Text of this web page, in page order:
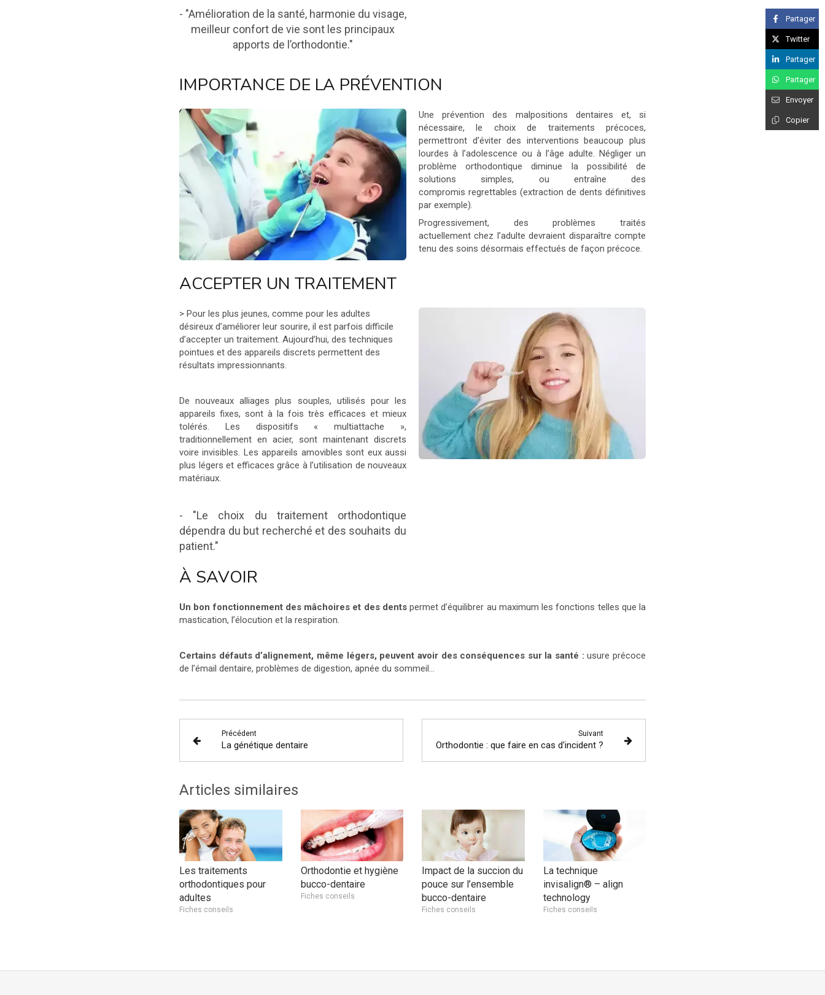
- "Amélioration de la santé, harmonie du visage,
meilleur confort de vie sont les principaux
apports de l’orthodontie."
IMPORTANCE DE LA PRÉVENTION
Une prévention des malpositions dentaires et, si
nécessaire, le choix de traitements précoces,
permettront d’éviter des interventions beaucoup plus
lourdes à l’adolescence ou à l’âge adulte. Négliger un
problème orthodontique diminue la possibilité de
solutions simples, ou entraîne des
compromis regrettables (extraction de dents définitives
par exemple).
Progressivement, des problèmes traités
actuellement chez l’adulte devraient disparaître compte
tenu des soins désormais effectués de façon précoce.
ACCEPTER UN TRAITEMENT
>Pour les plus jeunes, comme pour les adultes
désireux d’améliorer leur sourire, il est parfois difficile
d’accepter un traitement. Aujourd’hui, des techniques
pointues et des appareils discrets permettent des
résultats impressionnants.
De nouveaux alliages plus souples, utilisés pour les
appareils fixes, sont à la fois très efficaces et mieux
tolérés. Les dispositifs « multiattache »,
traditionnellement en acier, sont maintenant discrets
voire invisibles. Les appareils amovibles sont eux aussi
plus légers et efficaces grâce à l’utilisation de nouveaux
matériaux.
- "Le choix du traitement orthodontique
dépendra du but recherché et des souhaits du
patient."
À SAVOIR
Un bon fonctionnement des mâchoires et des dentspermet d’équilibrer au maximum les fonctions telles que la
mastication, l’élocution et la respiration.
Certains défauts d’alignement, même légers, peuvent avoir des conséquences sur la santé : usure précoce
de l’émail dentaire, problèmes de digestion, apnée du sommeil…
Précédent
La génétique dentaire
Suivant
Orthodontie : que faire en cas d'incident ?
Articles similaires
Les traitements
orthodontiques pour
adultes
Fiches conseils
Orthodontie et hygiène
bucco-dentaire
Fiches conseils
Impact de la succion du
pouce sur l’ensemble
bucco-dentaire
Fiches conseils
La technique
invisalign® – align
technology
Fiches conseils
Partager
Twitter
Partager
Partager
Envoyer
Copier